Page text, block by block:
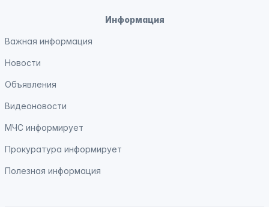
Информация
Важная информация
Новости
Объявления
Видеоновости
МЧС информирует
Прокуратура информирует
Полезная информация